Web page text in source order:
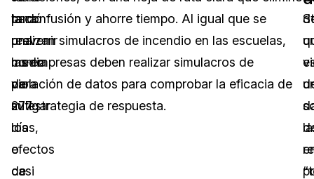
tardó
una
media
de
277
días,
o
casi
para
prevenir
como
para
mitigar
los
efectos
de
la confusión y ahorre tiempo. Al igual que se
realizan simulacros de incendio en las escuelas,
las empresas deben realizar simulacros de
violación de datos para comprobar la eficacia de
su estrategia de respuesta.